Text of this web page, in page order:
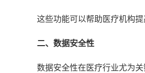
这些功能可以帮助医疗机构
二、数据安全性
数据安全性在医疗行业尤为